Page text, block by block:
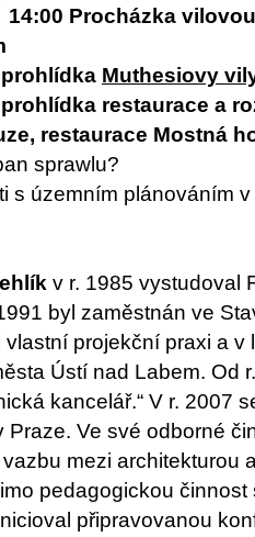
14:00 Procházka
Muthesiovy
restaurace a
restaurace Mostná
sprawlu?
s územním plánováním
v r. 1985 vystudoval
byl zaměstnán ve
vlastní projekční praxi a
Ústí nad Labem. Od
kancelář.“ V r. 2007
Praze. Ve své odborné
mezi architekturou
pedagogickou
připravovanou